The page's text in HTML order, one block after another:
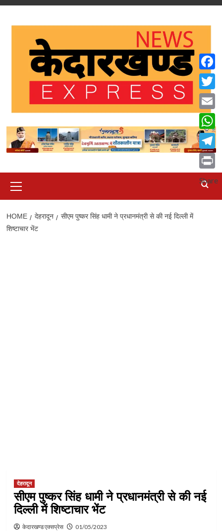
Skip
Menu
HOME देहरादून
सीएम पुष्कर सिंह धामी ने प्रधानमंत्री से की नई दिल्ली में
शिष्टाचार भेंट
देहरादून
सीएम पुष्कर सिंह धामी ने प्रधानमंत्री से की नई
दिल्ली में शिष्टाचार भेंट
केदारखण्ड एक्सप्रेस 01/05/2023
Email
Print
Share